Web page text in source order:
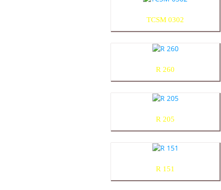
TCSM 0302
R 260
R 205
R 151